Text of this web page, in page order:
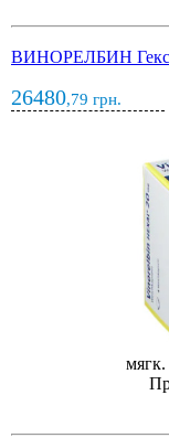
ВИНОРЕЛБИН
26480,79 грн.